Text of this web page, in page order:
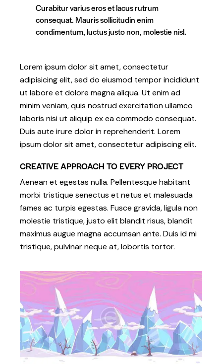
Curabitur varius eros et lacus rutrum
consequat. Mauris sollicitudin enim
condimentum, luctus justo non, molestie nisl.
Lorem ipsum dolor sit amet, consectetur
adipisicing elit, sed do eiusmod tempor incididunt
ut labore et dolore magna aliqua. Ut enim ad
minim veniam, quis nostrud exercitation ullamco
laboris nisi ut aliquip ex ea commodo consequat.
Duis aute irure dolor in reprehenderit. Lorem
ipsum dolor sit amet, consectetur adipiscing elit.
CREATIVE APPROACH TO EVERY PROJECT
Aenean et egestas nulla. Pellentesque habitant
morbi tristique senectus et netus et malesuada
fames ac turpis egestas. Fusce gravida, ligula non
molestie tristique, justo elit blandit risus, blandit
maximus augue magna accumsan ante. Duis id mi
tristique, pulvinar neque at, lobortis tortor.